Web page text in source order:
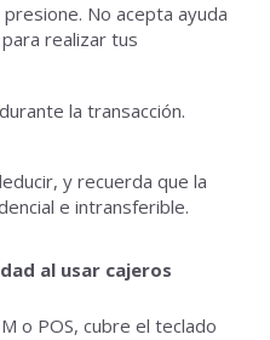
No acepta ayuda
realizar tus
la transacción.
y recuerda que la
e intransferible.
al usar cajeros
o POS, cubre el teclado